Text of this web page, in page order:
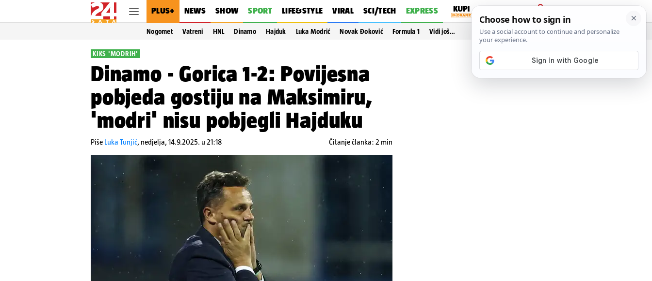
PLUS+ NEWS SHOW SPORT LIFE&STYLE VIRAL SCI/TECH EXPRESS
PRIJAVA
Nogomet Vatreni HNL Dinamo Hajduk Luka Modrić Novak Đoković Formula 1 Vidi još…
KIKS 'MODRIH'
Dinamo - Gorica 1-2: Povijesna
pobjeda gostiju na Maksimiru,
'modri' nisu pobjegli Hajduku
Piše Luka Tunjić, nedjelja, 14.9.2025. u 21:18 Čitanje članka: 2 min